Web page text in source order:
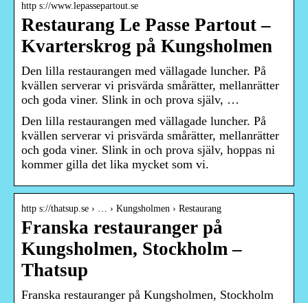
http s://www.lepassepartout.se
Restaurang Le Passe Partout –
Kvarterskrog på Kungsholmen
Den lilla restaurangen med vällagade luncher. På
kvällen serverar vi prisvärda smårätter, mellanrätter
och goda viner. Slink in och prova själv, …
Den lilla restaurangen med vällagade luncher. På
kvällen serverar vi prisvärda smårätter, mellanrätter
och goda viner. Slink in och prova själv, hoppas ni
kommer gilla det lika mycket som vi.
http s://thatsup.se › … › Kungsholmen › Restaurang
Franska restauranger på
Kungsholmen, Stockholm –
Thatsup
Franska restauranger på Kungsholmen, Stockholm